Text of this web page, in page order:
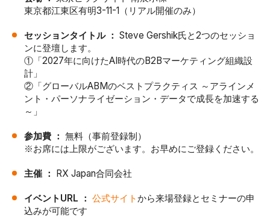
東京都江東区有明3-11-1（リアル開催のみ）
セッションタイトル ： Steve Gershik氏と2つのセッショ
ンに登壇します。
①「2027年に向けたAI時代のB2Bマーケティング組織設
計」
②「グローバルABMのベストプラクティス ～アラインメ
ント・パーソナライゼーション・データで成長を加速する
～」
参加費 ： 無料（事前登録制）
※お席には上限がございます。お早めにご登録ください。
主催 ： RX Japan合同会社
イベントURL ： 公式サイト新規ウィンドウで開く
から来場登録とセミナーの申
込みが可能です